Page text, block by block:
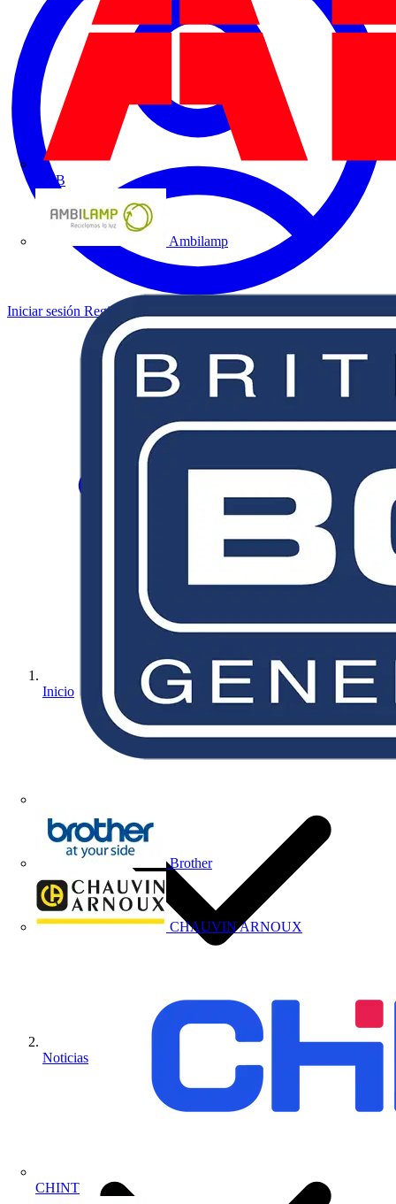
ABB
Ambilamp
Brother
CHAUVIN ARNOUX
CHINT
Iniciar sesión Registrarse
Inicio
Noticias